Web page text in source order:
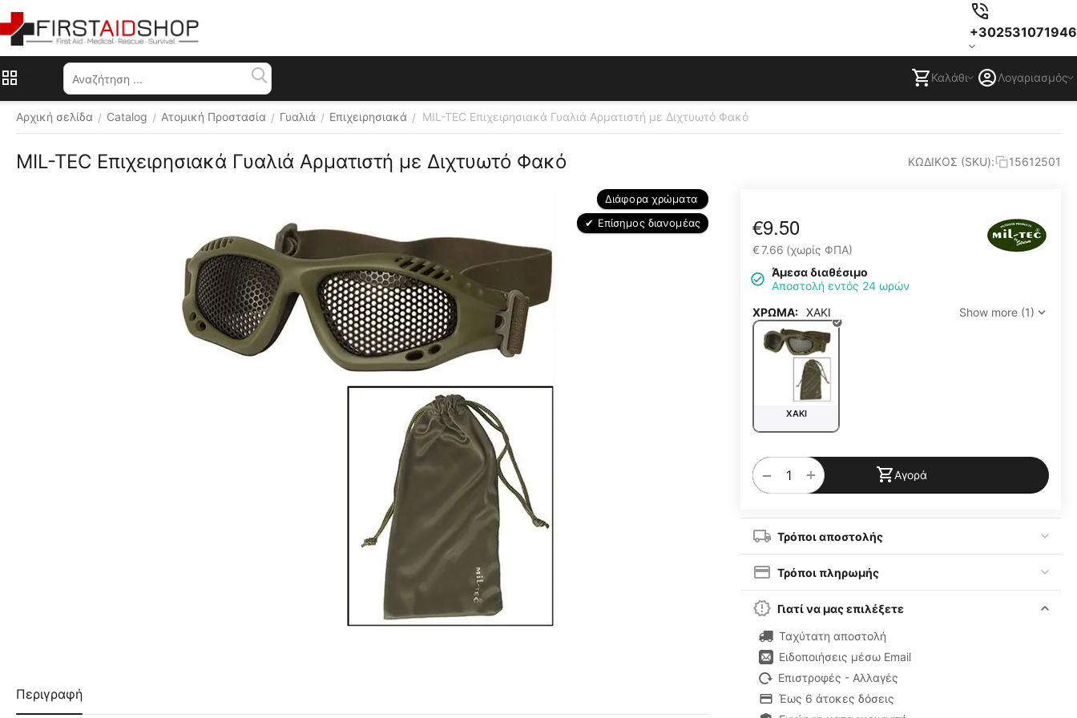
+302531071946
Καλάθι Λογαριασμός
Αρχική σελίδα / Catalog / Ατομική Προστασία / Γυαλιά / Επιχειρησιακά / MIL-TEC Επιχειρησιακά Γυαλιά Αρματιστή με Διχτυωτό Φακό
MIL-TEC Επιχειρησιακά Γυαλιά Αρματιστή με Διχτυωτό Φακό ΚΩΔΙΚΟΣ (SKU): 15612501
Διάφορα χρώματα
✔ Επίσημος διανομέας
€9.50
€7.66 (χωρίς ΦΠΑ)
Άμεσα διαθέσιμο
Αποστολή εντός 24 ωρών
ΧΡΩΜΑ: ΧΑΚΙ Show more (1)
ΧΑΚΙ
+
− Αγορά
Τρόποι αποστολής
Τρόποι πληρωμής
Γιατί να μας επιλέξετε
Ταχύτατη αποστολή
Ειδοποιήσεις μέσω Email
Επιστροφές - Αλλαγές
Έως 6 άτοκες δόσεις
Περιγραφή